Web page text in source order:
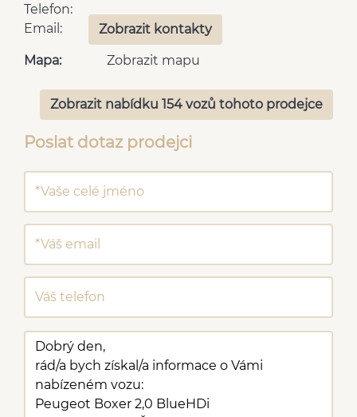
Telefon:
Email:
Zobrazit kontakty
Mapa: Zobrazit mapu
Zobrazit nabídku 154 vozů tohoto prodejce
Poslat dotaz prodejci